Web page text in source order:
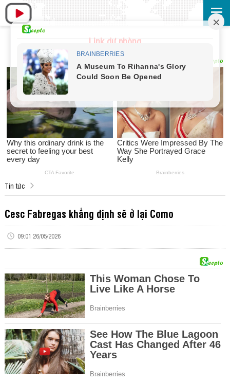
Link dự phòng
Tin tức
Cesc Fabregas khẳng định sẽ ở lại Como
09:01 26/05/2026